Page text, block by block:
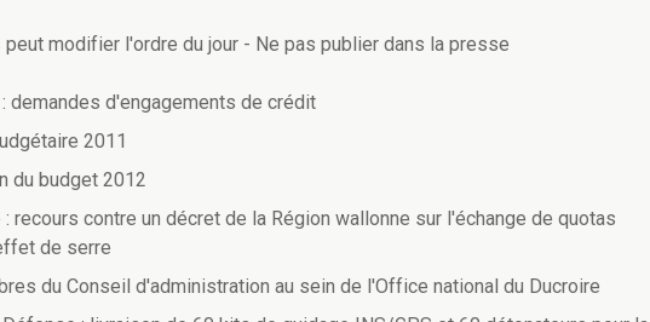
modifier l'ordre du jour - Ne pas publier dans la presse
demandes d'engagements de crédit
2011
du budget 2012
recours contre un décret de la Région wallonne sur l'échange de quotas
de serre
du Conseil d'administration au sein de l'Office national du Ducroire